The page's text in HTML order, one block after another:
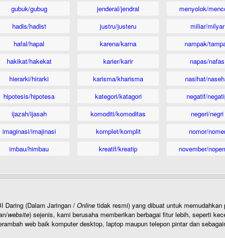
gubuk/gubug
hadis/hadist
hafal/hapal
hakikat/hakekat
hierarki/hirarki
hipotesis/hipotesa
ijazah/ijasah
imaginasi/imajinasi
imbau/himbau
jenderal/jendral
justru/justeru
karena/karna
karier/karir
karisma/kharisma
kategori/katagori
komoditi/komoditas
komplet/komplit
kreatif/kreatip
menyolok/
miliar/milyar
nampak/
napas/nafas
nasihat/
negatif/
negeri/negri
nomor/
november/
Daring (Dalam Jaringan / Online tidak resmi) yang dibuat untuk
website) sejenis, kami berusaha memberikan berbagai fitur lebih, seperti
web baik komputer desktop, laptop maupun telepon pintar dan